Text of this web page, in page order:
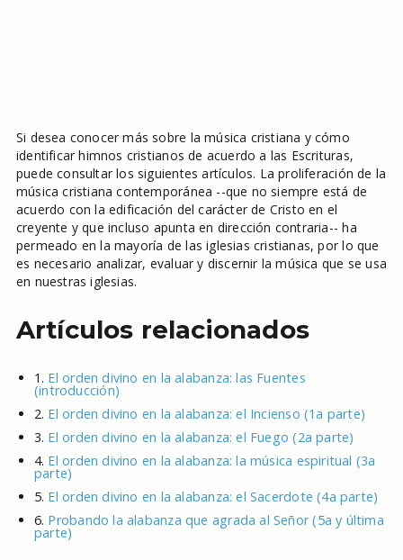
Si desea conocer más sobre la música cristiana y cómo
identificar himnos cristianos de acuerdo a las Escrituras,
puede consultar los siguientes artículos. La proliferación de la
música cristiana contemporánea --que no siempre está de
acuerdo con la edificación del carácter de Cristo en el
creyente y que incluso apunta en dirección contraria-- ha
permeado en la mayoría de las iglesias cristianas, por lo que
es necesario analizar, evaluar y discernir la música que se usa
en nuestras iglesias.
Artículos relacionados
1. El orden divino en la alabanza: las Fuentes
(introducción)
2. El orden divino en la alabanza: el Incienso (1a parte)
3. El orden divino en la alabanza: el Fuego (2a parte)
4. El orden divino en la alabanza: la música espiritual (3a
parte)
5. El orden divino en la alabanza: el Sacerdote (4a parte)
6. Probando la alabanza que agrada al Señor (5a y última
parte)